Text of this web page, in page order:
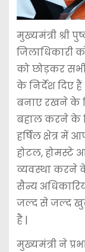
मुख्यमंत्री श्री
जिलाधिकारी
को छोड़कर
के निर्देश दिए
बनाए रखने के
बहाल करने के
हर्षिल क्षेत्र में
होटल, होमस्टे
व्यवस्था करने के
सैन्य
जल्द से जल्द
हैं |
मुख्यमंत्री ने